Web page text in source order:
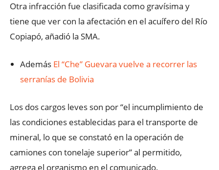
Otra infracción fue clasificada como gravísima y
tiene que ver con la afectación en el acuífero del Río
Copiapó, añadió la SMA.
Además El “Che” Guevara vuelve a recorrer las
serranías de Bolivia
Los dos cargos leves son por “el incumplimiento de
las condiciones establecidas para el transporte de
mineral, lo que se constató en la operación de
camiones con tonelaje superior” al permitido,
agrega el organismo en el comunicado.